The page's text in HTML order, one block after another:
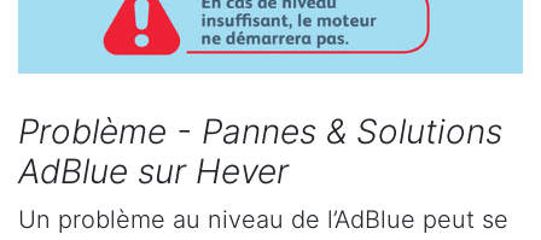
Problème - Pannes & Solutions
AdBlue sur Hever
Un problème au niveau de l’AdBlue peut se